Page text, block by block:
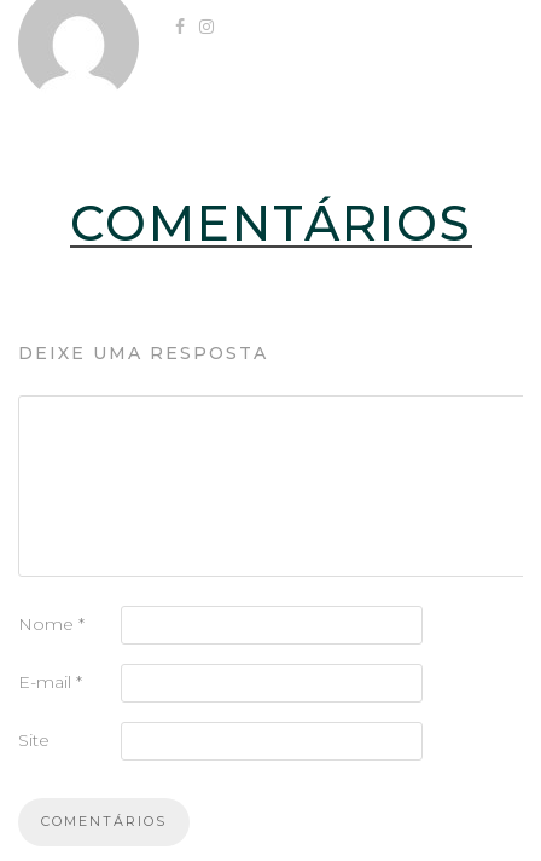
COMENTÁRIOS
DEIXE UMA RESPOSTA
Nome *
E-mail *
Site